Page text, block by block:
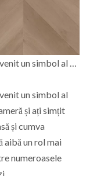
un simbol al
și ați simțit
și cumva
aibă un rol mai
numeroasele